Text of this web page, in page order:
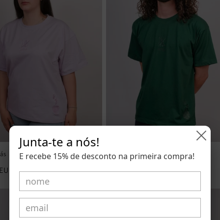
T-shirt Verde
Preço
€15,00 EUR
Junta-te a nós!
E recebe 15% de desconto na primeira compra!